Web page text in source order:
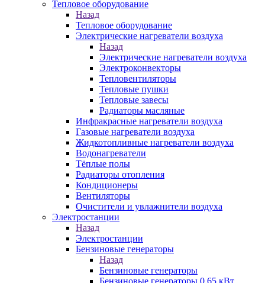
Тепловое оборудование
Назад
Тепловое оборудование
Электрические нагреватели воздуха
Назад
Электрические нагреватели воздуха
Электроконвекторы
Тепловентиляторы
Тепловые пушки
Тепловые завесы
Радиаторы масляные
Инфракрасные нагреватели воздуха
Газовые нагреватели воздуха
Жидкотопливные нагреватели воздуха
Водонагреватели
Тёплые полы
Радиаторы отопления
Кондиционеры
Вентиляторы
Очистители и увлажнители воздуха
Электростанции
Назад
Электростанции
Бензиновые генераторы
Назад
Бензиновые генераторы
Бензиновые генераторы 0,65 кВт